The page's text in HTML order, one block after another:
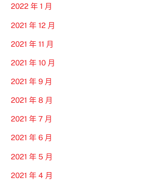
2022 年 1 月
2021 年 12 月
2021 年 11 月
2021 年 10 月
2021 年 9 月
2021 年 8 月
2021 年 7 月
2021 年 6 月
2021 年 5 月
2021 年 4 月